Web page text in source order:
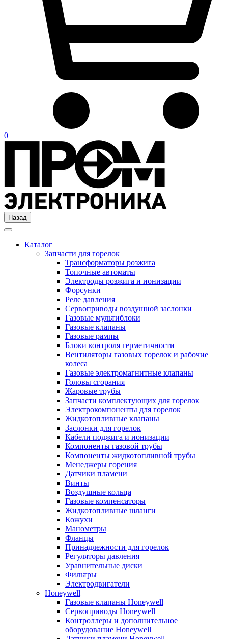
0
Назад
Каталог
Запчасти для горелок
Трансформаторы розжига
Топочные автоматы
Электроды розжига и ионизации
Форсунки
Реле давления
Сервоприводы воздушной заслонки
Газовые мультиблоки
Газовые клапаны
Газовые рампы
Блоки контроля герметичности
Вентиляторы газовых горелок и рабочие
колеса
Газовые электромагнитные клапаны
Головы сгорания
Жаровые трубы
Запчасти комплектующих для горелок
Электрокомпоненты для горелок
Жидкотопливные клапаны
Заслонки для горелок
Кабели поджига и ионизации
Компоненты газовой трубы
Компоненты жидкотопливной трубы
Менеджеры горения
Датчики пламени
Винты
Воздушные кольца
Газовые компенсаторы
Жидкотопливные шланги
Кожухи
Манометры
Фланцы
Принадлежности для горелок
Регуляторы давления
Уравнительные диски
Фильтры
Электродвигатели
Honeywell
Газовые клапаны Honeywell
Сервоприводы Honeywell
Контроллеры и дополнительное
оборудование Honeywell